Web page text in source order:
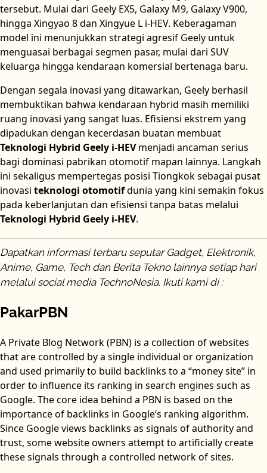
tersebut. Mulai dari Geely EX5, Galaxy M9, Galaxy V900,
hingga Xingyao 8 dan Xingyue L i-HEV. Keberagaman
model ini menunjukkan strategi agresif Geely untuk
menguasai berbagai segmen pasar, mulai dari SUV
keluarga hingga kendaraan komersial bertenaga baru.
Dengan segala inovasi yang ditawarkan, Geely berhasil
membuktikan bahwa kendaraan hybrid masih memiliki
ruang inovasi yang sangat luas. Efisiensi ekstrem yang
dipadukan dengan kecerdasan buatan membuat
Teknologi Hybrid Geely i-HEVmenjadi ancaman serius
bagi dominasi pabrikan otomotif mapan lainnya. Langkah
ini sekaligus mempertegas posisi Tiongkok sebagai pusat
inovasi teknologi otomotifdunia yang kini semakin fokus
pada keberlanjutan dan efisiensi tanpa batas melalui
Teknologi Hybrid Geely i-HEV.
Dapatkan informasi terbaru seputar Gadget, Elektronik,
Anime, Game, Tech dan Berita Tekno lainnya setiap hari
melalui social media TechnoNesia. Ikuti kami di :
PakarPBN
A Private Blog Network (PBN) is a collection of websites
that are controlled by a single individual or organization
and used primarily to build backlinks to a “money site” in
order to influence its ranking in search engines such as
Google. The core idea behind a PBN is based on the
importance of backlinks in Google’s ranking algorithm.
Since Google views backlinks as signals of authority and
trust, some website owners attempt to artificially create
these signals through a controlled network of sites.